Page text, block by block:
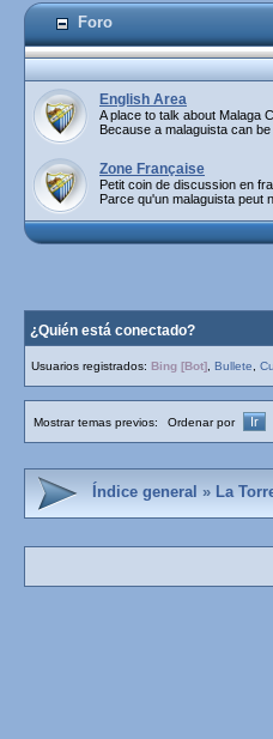
Foro
English Area
A place to talk about Malaga
Because a malaguista can
Zone Française
Petit coin de discussion en
Parce qu'un malaguista peut
¿Quién está conectado?
Usuarios registrados: Bing [Bot] Bullete
Mostrar temas previos: Ordenar por
Índice general » La